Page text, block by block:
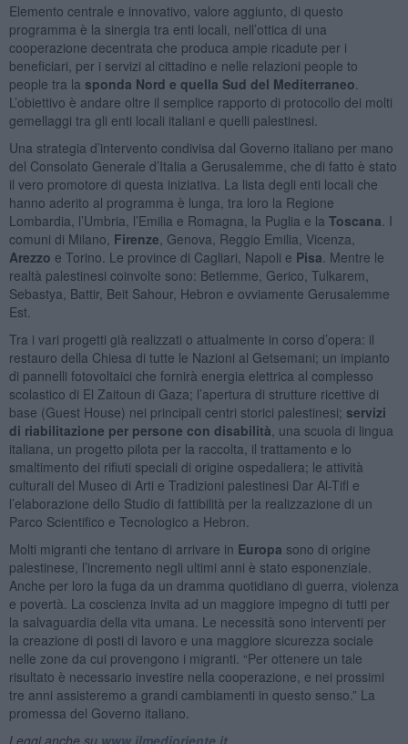
Elemento centrale e innovativo, valore aggiunto, di questo
programma è la sinergia tra enti locali, nell’ottica di una
cooperazione decentrata che produca ampie ricadute per i
beneficiari, per i servizi al cittadino e nelle relazioni people to
people tra la sponda Nord e quella Sud del Mediterraneo
L’obiettivo è andare oltre il semplice rapporto di protocollo dei molti
gemellaggi tra gli enti locali italiani e quelli palestinesi.
Una strategia d’intervento condivisa dal Governo italiano per mano
del Consolato Generale d’Italia a Gerusalemme, che di fatto è stato
il vero promotore di questa iniziativa. La lista degli enti locali che
hanno aderito al programma è lunga, tra loro la Regione
Lombardia, l’Umbria, l’Emilia e Romagna, la Puglia e la Toscana . I
comuni di Milano, Firenze , Genova, Reggio Emilia, Vicenza,
Arezzo e Torino. Le province di Cagliari, Napoli e Pisa . Mentre le
realtà palestinesi coinvolte sono: Betlemme, Gerico, Tulkarem,
Sebastya, Battir, Beit Sahour, Hebron e ovviamente Gerusalemme
Est.
Tra i vari progetti già realizzati o attualmente in corso d’opera: il
restauro della Chiesa di tutte le Nazioni al Getsemani; un impianto
di pannelli fotovoltaici che fornirà energia elettrica al complesso
scolastico di El Zaitoun di Gaza; l’apertura di strutture ricettive di
base (Guest House) nei principali centri storici palestinesi; servizi
di riabilitazione per persone con disabilità , una scuola di lingua
italiana, un progetto pilota per la raccolta, il trattamento e lo
smaltimento dei rifiuti speciali di origine ospedaliera; le attività
culturali del Museo di Arti e Tradizioni palestinesi Dar Al-Tifl e
l’elaborazione dello Studio di fattibilità per la realizzazione di un
Parco Scientifico e Tecnologico a Hebron.
Molti migranti che tentano di arrivare in Europa sono di origine
palestinese, l’incremento negli ultimi anni è stato esponenziale.
Anche per loro la fuga da un dramma quotidiano di guerra, violenza
e povertà. La coscienza invita ad un maggiore impegno di tutti per
la salvaguardia della vita umana. Le necessità sono interventi per
la creazione di posti di lavoro e una maggiore sicurezza sociale
nelle zone da cui provengono i migranti. “Per ottenere un tale
risultato è necessario investire nella cooperazione, e nei prossimi
tre anni assisteremo a grandi cambiamenti in questo senso.” La
promessa del Governo italiano.
Leggi anche su www.ilmedioriente.it